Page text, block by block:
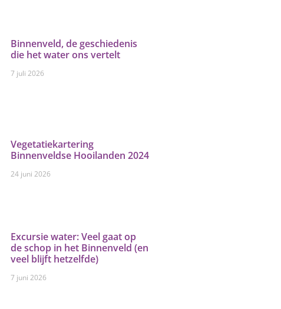
Binnenveld, de geschiedenis
die het water ons vertelt
7 juli 2026
Vegetatiekartering
Binnenveldse Hooilanden 2024
24 juni 2026
Excursie water: Veel gaat op
de schop in het Binnenveld (en
veel blijft hetzelfde)
7 juni 2026